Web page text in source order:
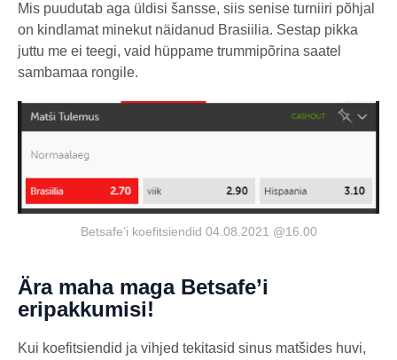
Mis puudutab aga üldisi šansse, siis senise turniiri põhjal
on kindlamat minekut näidanud Brasiilia. Sestap pikka
juttu me ei teegi, vaid hüppame trummipõrina saatel
sambamaa rongile.
Betsafe’i koefitsiendid 04.08.2021 @16.00
Ära maha maga Betsafe’i
eripakkumisi!
Kui koefitsiendid ja vihjed tekitasid sinus matšides huvi,